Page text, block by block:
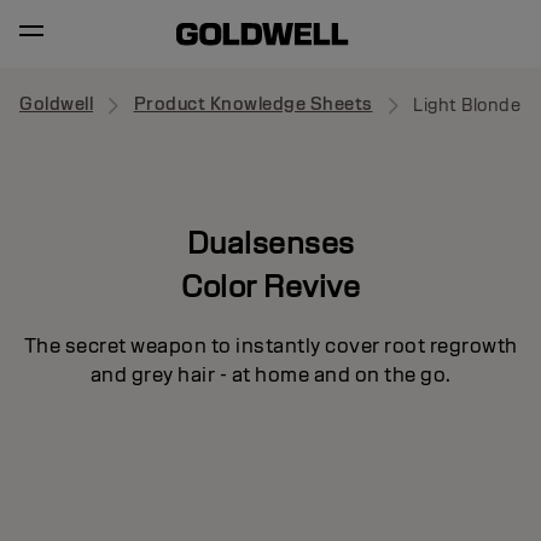
Goldwell Product Knowledge Sheets Light Blonde
Dualsenses
Color Revive
The secret weapon to instantly cover root regrowth
and grey hair - at home and on the go.